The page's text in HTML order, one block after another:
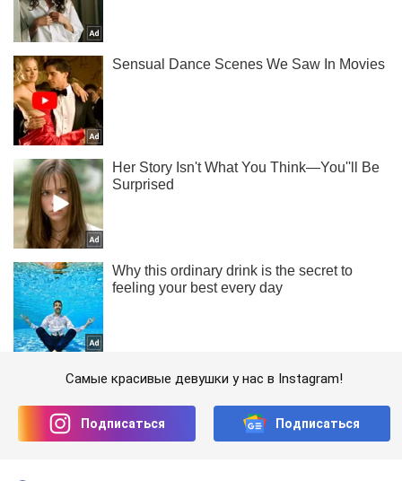
Самые красивые девушки у нас в Instagram!
Подписаться Подписаться